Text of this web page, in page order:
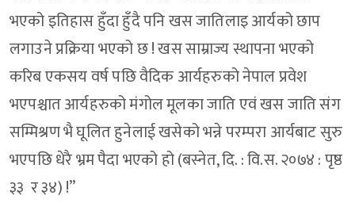
भएको इतिहास हुँदा हुँदै पनि खस जातिलाइ आर्यको छाप
लगाउने प्रक्रिया भएको छ ! खस साम्राज्य स्थापना भएको
करिब एकसय वर्ष पछि वैदिक आर्यहरुको नेपाल प्रवेश
भएपश्चात आर्यहरुको मंगोल मूलका जाति एवं खस जाति संग
सम्मिश्रण भै घूलित हुनेलाई खसेको भन्ने परम्परा आर्यबाट सुरु
भएपछि धेरै भ्रम पैदा भएको हो (बस्नेत, दि. : वि.स. २०७४ : पृष्ठ
३३ र ३४) !”